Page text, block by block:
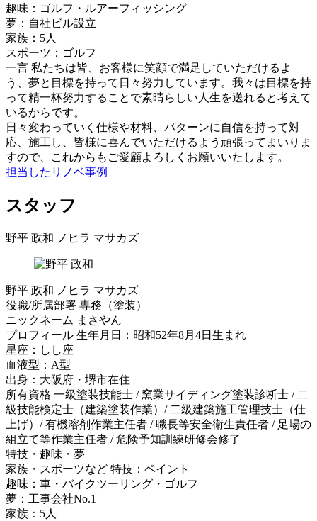
趣味：ゴルフ・ルアーフィッシング
夢：自社ビル設立
家族：5人
スポーツ：ゴルフ
一言 私たちは皆、お客様に笑顔で満足していただけるよ
う、夢と目標を持って日々努力しています。我々は目標を持
って精一杯努力することで素晴らしい人生を送れると考えて
いるからです。
日々変わっていく仕様や材料、パターンに自信を持って対
応、施工し、皆様に喜んでいただけるよう頑張ってまいりま
すので、これからもご愛顧よろしくお願いいたします。
担当したリノベ事例
スタッフ
野平 政和 ノヒラ マサカズ
野平 政和 ノヒラ マサカズ
役職/所属部署 専務（塗装）
ニックネーム まさやん
プロフィール 生年月日：昭和52年8月4日生まれ
星座：しし座
血液型：A型
出身：大阪府・堺市在住
所有資格 一級塗装技能士 / 窯業サイディング塗装診断士 / 二
級技能検定士（建築塗装作業）/ 二級建築施工管理技士（仕
上げ）/ 有機溶剤作業主任者 / 職長等安全衛生責任者 / 足場の
組立て等作業主任者 / 危険予知訓練研修会修了
特技・趣味・夢
家族・スポーツなど 特技：ペイント
趣味：車・バイクツーリング・ゴルフ
夢：工事会社No.1
家族：5人